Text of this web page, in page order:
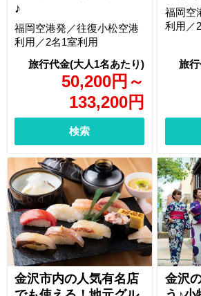
♪
50,200円 ～
133,200円
福岡空港発／往復小松空港
利用／2名1室利用
検索
福岡空
利用／
金沢市内の人気有名店
金沢